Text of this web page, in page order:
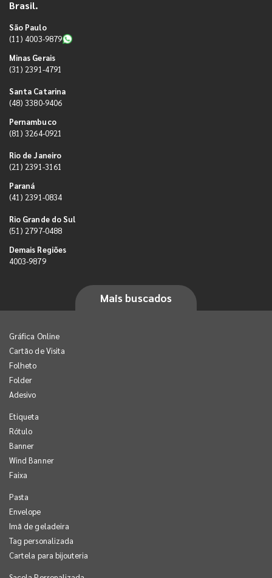
Brasil.
São Paulo
(11) 4003-9879
Minas Gerais
(31) 2391-4791
Santa Catarina
(48) 3380-9406
Pernambuco
(81) 3264-0921
Rio de Janeiro
(21) 2391-3161
Paraná
(41) 2391-0834
Rio Grande do Sul
(51) 2797-0488
Demais Regiões
4003-9879
Mais buscados
Gráfica Online
Cartão de Visita
Folheto
Folder
Adesivo
Etiqueta
Rótulo
Banner
Wind Banner
Faixa
Pasta
Envelope
Imã de geladeira
Tag personalizada
Cartela para bijouteria